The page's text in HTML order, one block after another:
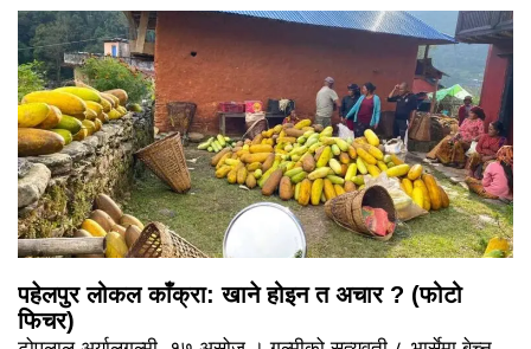
पहेलपुर लोकल काँक्रा: खाने होइन त अचार ? (फोटो
फिचर)